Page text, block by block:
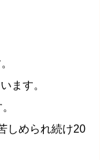
ます。
しめられ続け20